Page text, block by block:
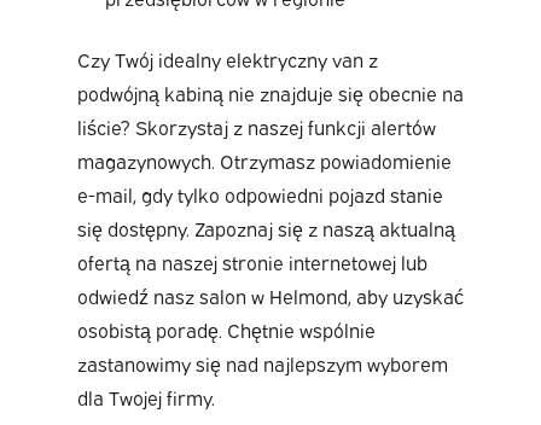
Czy Twój idealny elektryczny van z
podwójną kabiną nie znajduje się obecnie na
liście? Skorzystaj z naszej funkcji alertów
magazynowych. Otrzymasz powiadomienie
e-mail, gdy tylko odpowiedni pojazd stanie
się dostępny. Zapoznaj się z naszą aktualną
ofertą na naszej stronie internetowej lub
odwiedź nasz salon w Helmond, aby uzyskać
osobistą poradę. Chętnie wspólnie
zastanowimy się nad najlepszym wyborem
dla Twojej firmy.